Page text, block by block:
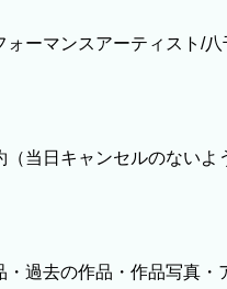
ーマンスアーティスト/八
当日キャンセルのないよ
・過去の作品・作品写真